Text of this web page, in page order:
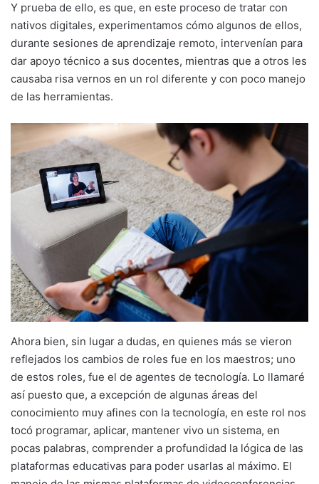
Y prueba de ello, es que, en este proceso de tratar con
nativos digitales, experimentamos cómo algunos de ellos,
durante sesiones de aprendizaje remoto, intervenían para
dar apoyo técnico a sus docentes, mientras que a otros les
causaba risa vernos en un rol diferente y con poco manejo
de las herramientas.
Ahora bien, sin lugar a dudas, en quienes más se vieron
reflejados los cambios de roles fue en los maestros; uno
de estos roles, fue el de agentes de tecnología. Lo llamaré
así puesto que, a excepción de algunas áreas del
conocimiento muy afines con la tecnología, en este rol nos
tocó programar, aplicar, mantener vivo un sistema, en
pocas palabras, comprender a profundidad la lógica de las
plataformas educativas para poder usarlas al máximo. El